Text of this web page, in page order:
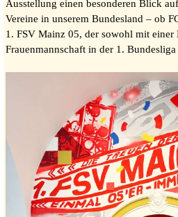
Ausstellung einen besonderen Blick
Vereine in unserem Bundesland – ob
1. FSV Mainz 05, der sowohl mit
Frauenmannschaft in der 1. Bundesliga